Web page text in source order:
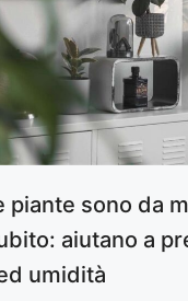
piante sono da
aiutano a
umidità